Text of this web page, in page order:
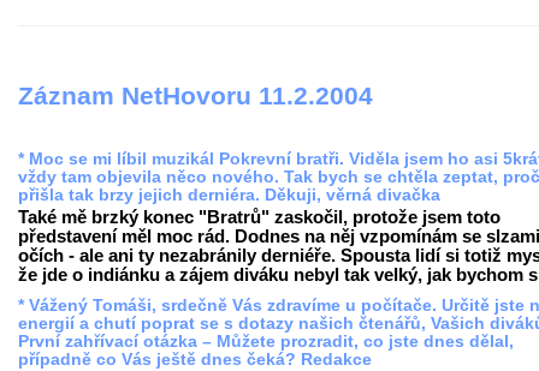
Záznam NetHovoru 11.2.2004
* Moc se mi líbil muzikál Pokrevní bratři. Viděla jsem ho asi
vždy tam objevila něco nového. Tak bych se chtěla zeptat, proč
přišla tak brzy jejich derniéra. Děkuji, věrná divačka
Také mě brzký konec "Bratrů" zaskočil, protože jsem toto
představení měl moc rád. Dodnes na něj vzpomínám se
očích - ale ani ty nezabránily derniéře. Spousta lidí si totiž
že jde o indiánku a zájem diváku nebyl tak velký, jak bychom
* Vážený Tomáši, srdečně Vás zdravíme u počítače. Určitě jste
energií a chutí poprat se s dotazy našich čtenářů, Vašich
První zahřívací otázka – Můžete prozradit, co jste dnes dělal,
případně co Vás ještě dnes čeká? Redakce